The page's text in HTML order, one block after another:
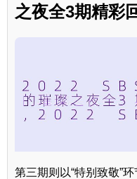
之夜全3期精彩
第三期则以“特别致敬”